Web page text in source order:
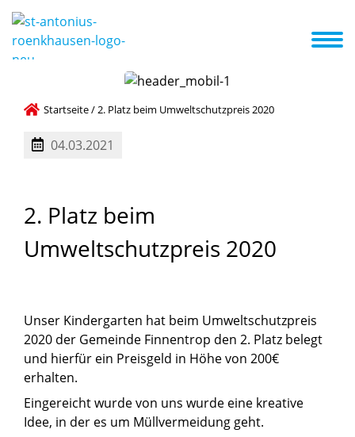
Das sind wir
Startseite/2. Platz beim Umweltschutzpreis 2020
04.03.2021
2. Platz beim
Umweltschutzpreis 2020
Unser Kindergarten hat beim Umweltschutzpreis
2020 der Gemeinde Finnentrop den 2. Platz belegt
und hierfür ein Preisgeld in Höhe von 200€
erhalten.
Eingereicht wurde von uns wurde eine kreative
Idee, in der es um Müllvermeidung geht.